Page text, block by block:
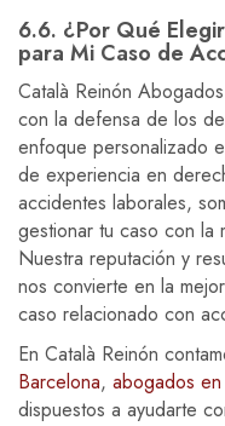
6.6. ¿Por Qué
para Mi Caso de
Català Reinón
con la defensa de los
enfoque personalizado
de experiencia en
accidentes laborales,
gestionar tu caso con la
Nuestra reputación y
nos convierte en la
caso relacionado con
En Català Reinón
Barcelona, abogados
dispuestos a ayudarte